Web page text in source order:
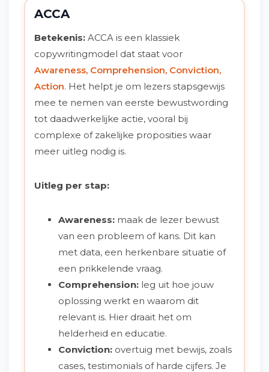
ACCA
Betekenis: ACCA is een klassiek
copywritingmodel dat staat voor
Awareness, Comprehension, Conviction,
Action. Het helpt je om lezers stapsgewijs
mee te nemen van eerste bewustwording
tot daadwerkelijke actie, vooral bij
complexe of zakelijke proposities waar
meer uitleg nodig is.
Uitleg per stap:
Awareness: maak de lezer bewust
van een probleem of kans. Dit kan
met data, een herkenbare situatie of
een prikkelende vraag.
Comprehension: leg uit hoe jouw
oplossing werkt en waarom dit
relevant is. Hier draait het om
helderheid en educatie.
Conviction: overtuig met bewijs, zoals
cases, testimonials of harde cijfers. Je